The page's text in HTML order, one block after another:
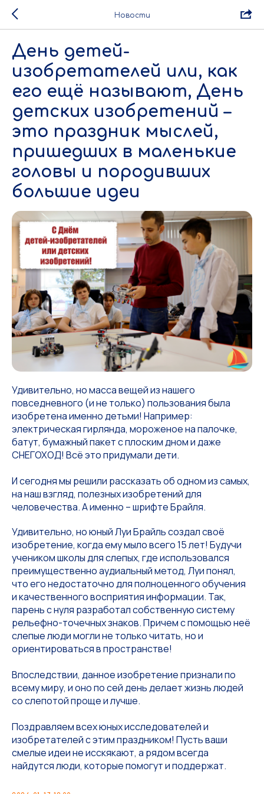
Новости
День детей-
изобретателей или, как
его ещё называют, День
детских изобретений –
это праздник мыслей,
пришедших в маленькие
головы и породивших
большие идеи
Удивительно, но масса вещей из нашего
повседневного (и не только) пользования была
изобретена именно детьми! Например:
электрическая гирлянда, мороженое на палочке,
батут, бумажный пакет с плоским дном и даже
СНЕГОХОД! Всё это придумали дети.
И сегодня мы решили рассказать об одном из самых,
на наш взгляд, полезных изобретений для
человечества. А именно – шрифте Брайля.
Удивительно, но юный Луи Брайль создал своё
изобретение, когда ему мыло всего 15 лет! Будучи
учеником школы для слепых, где использовался
преимущественно аудиальный метод, Луи понял,
что его недостаточно для полноценного обучения
и качественного восприятия информации. Так,
парень с нуля разработал собственную систему
рельефно-точечных знаков. Причем с помощью неё
слепые люди могли не только читать, но и
ориентироваться в пространстве!
Впоследствии, данное изобретение признали по
всему миру, и оно по сей день делает жизнь людей
со слепотой проще и лучше.
Поздравляем всех юных исследователей и
изобретателей с этим праздником! Пусть ваши
смелые идеи не исскякают, а рядом всегда
найдутся люди, которые помогут и поддержат.